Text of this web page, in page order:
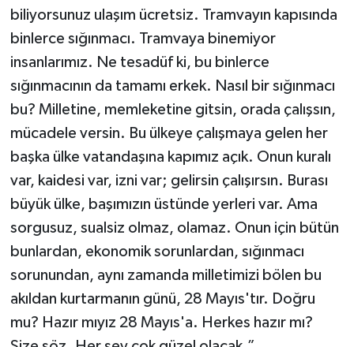
biliyorsunuz ulaşım ücretsiz. Tramvayın kapısında
binlerce sığınmacı. Tramvaya binemiyor
insanlarımız. Ne tesadüf ki, bu binlerce
sığınmacının da tamamı erkek. Nasıl bir sığınmacı
bu? Milletine, memleketine gitsin, orada çalışsın,
mücadele versin. Bu ülkeye çalışmaya gelen her
başka ülke vatandaşına kapımız açık. Onun kuralı
var, kaidesi var, izni var; gelirsin çalışırsın. Burası
büyük ülke, başımızın üstünde yerleri var. Ama
sorgusuz, sualsiz olmaz, olamaz. Onun için bütün
bunlardan, ekonomik sorunlardan, sığınmacı
sorunundan, aynı zamanda milletimizi bölen bu
akıldan kurtarmanın günü, 28 Mayıs'tır. Doğru
mu? Hazır mıyız 28 Mayıs'a. Herkes hazır mı?